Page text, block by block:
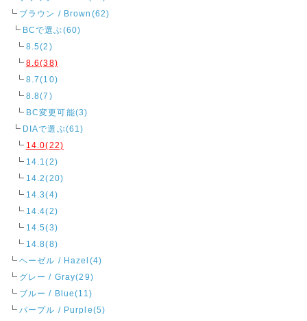
ブラウン / Brown(62)
BCで選ぶ(60)
8.5(2)
8.6(38)
8.7(10)
8.8(7)
BC変更可能(3)
DIAで選ぶ(61)
14.0(22)
14.1(2)
14.2(20)
14.3(4)
14.4(2)
14.5(3)
14.8(8)
ヘーゼル / Hazel(4)
グレー / Gray(29)
ブルー / Blue(11)
パープル / Purple(5)